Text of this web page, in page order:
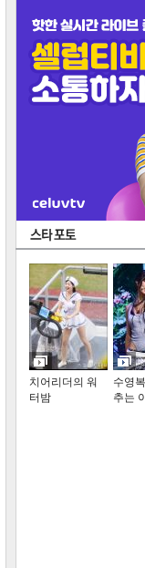
치어리더의 워
터밤
수영
추는